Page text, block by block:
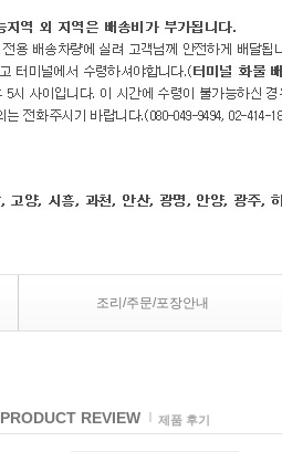
조리/주문/포장안내
PRODUCT REVIEW 제품 후기